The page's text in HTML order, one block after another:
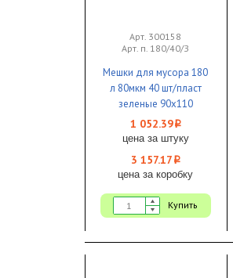
Арт. 300158
Арт. п. 180/40/З
Мешки для мусора 180
л 80мкм 40 шт/пласт
зеленые 90х110
особопрочные 1/3
1 052.39i
цена за штуку
3 157.17 i
цена за коробку
Купить